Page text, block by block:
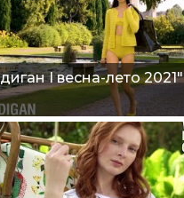
I весна-лето 2021"